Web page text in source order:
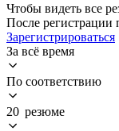
Чтобы видеть все
После
Зарегистрироваться
За всё время
По соответствию
20 резюме